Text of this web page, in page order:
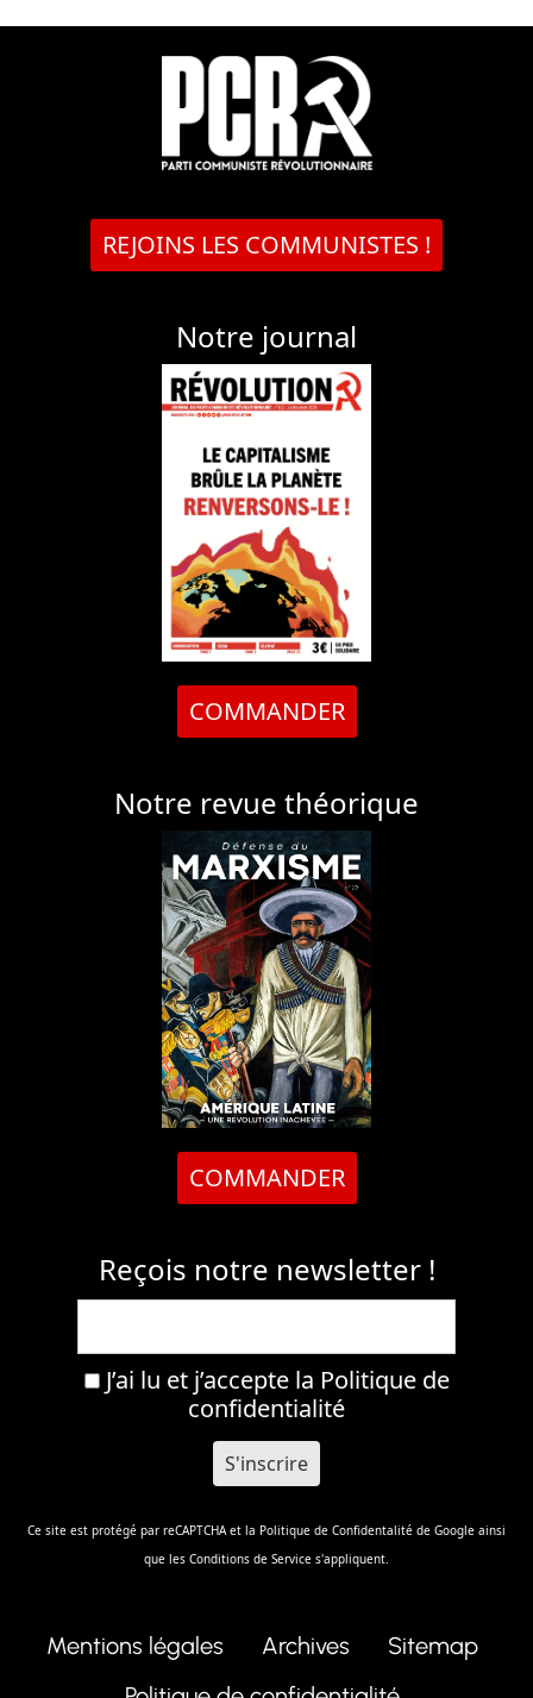
REJOINS LES COMMUNISTES !
Notre journal
COMMANDER
Notre revue théorique
COMMANDER
Reçois notre newsletter !
J’ai lu et j’accepte la Politique de
confidentialité
Ce site est protégé par reCAPTCHA et la Politique de Confidentalité de Google ainsi
que les Conditions de Service s'appliquent.
Mentions légales Archives
Sitemap